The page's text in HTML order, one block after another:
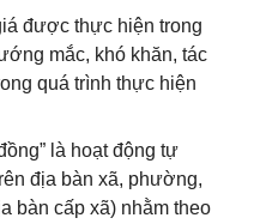
được thực hiện trong
mắc, khó khăn, tác
quá trình thực hiện
là hoạt động tự
địa bàn xã, phường,
bàn cấp xã) nhằm theo